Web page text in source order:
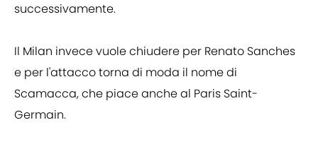
successivamente.
Il Milan invece vuole chiudere per Renato Sanches
e per l'attacco torna di moda il nome di
Scamacca, che piace anche al Paris Saint-
Germain.